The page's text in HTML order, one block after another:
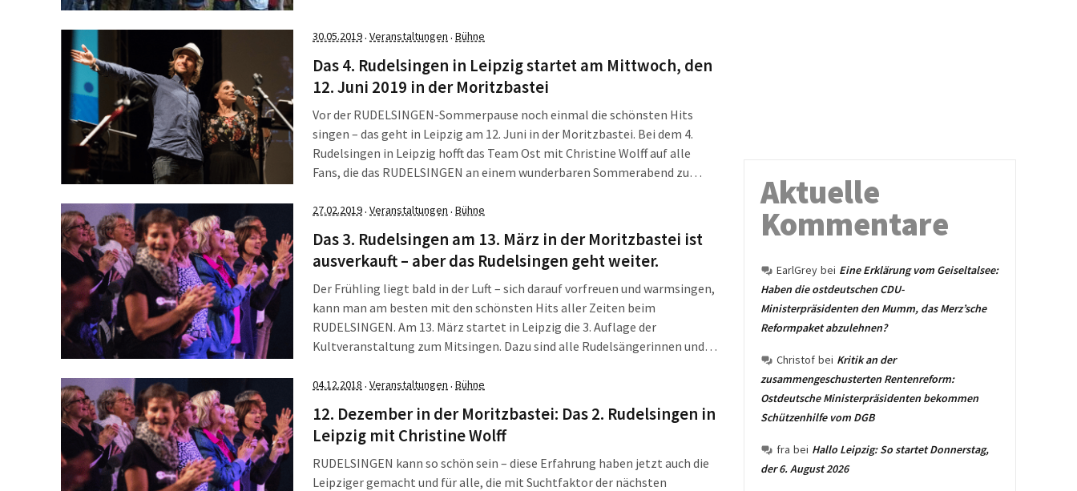
30.05.2019· Veranstaltungen · Bühne
Das 4. Rudelsingen in Leipzig startet am Mittwoch, den
12. Juni 2019 in der Moritzbastei
Vor der RUDELSINGEN-Sommerpause noch einmal die schönsten Hits
singen – das geht in Leipzig am 12. Juni in der Moritzbastei. Bei dem 4.
Rudelsingen in Leipzig hofft das Team Ost mit Christine Wolff auf alle
Fans, die das RUDELSINGEN an einem wunderbaren Sommerabend zu
27.02.2019· Veranstaltungen · Bühne
Das 3. Rudelsingen am 13. März in der Moritzbastei ist
ausverkauft – aber das Rudelsingen geht weiter.
Der Frühling liegt bald in der Luft – sich darauf vorfreuen und warmsingen,
kann man am besten mit den schönsten Hits aller Zeiten beim
RUDELSINGEN. Am 13. März startet in Leipzig die 3. Auflage der
Kultveranstaltung zum Mitsingen. Dazu sind alle Rudelsängerinnen und
04.12.2018 · Veranstaltungen · Bühne
12. Dezember in der Moritzbastei: Das 2. Rudelsingen in
Leipzig mit Christine Wolff
RUDELSINGEN kann so schön sein – diese Erfahrung haben jetzt auch die
Leipziger gemacht und für alle, die mit Suchtfaktor der nächsten
Aktuelle
Kommentare
EarlGrey bei Eine Erklärung vom Geiseltalsee:
Haben die ostdeutschen CDU-
Ministerpräsidenten den Mumm, das Merz’sche
Reformpaket abzulehnen?
Christof bei Kritik an der
zusammengeschusterten Rentenreform:
Ostdeutsche Ministerpräsidenten bekommen
Schützenhilfe vom DGB
fra bei Hallo Leipzig: So startet Donnerstag,
der 6. August 2026